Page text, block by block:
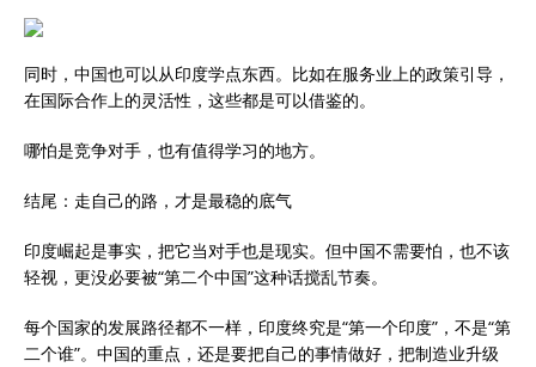
同时，中国也可以从印度学点东西。比如在服务业上的政策引导，
在国际合作上的灵活性，这些都是可以借鉴的。
哪怕是竞争对手，也有值得学习的地方。
结尾：走自己的路，才是最稳的底气
印度崛起是事实，把它当对手也是现实。但中国不需要怕，也不该
轻视，更没必要被“第二个中国”这种话搅乱节奏。
每个国家的发展路径都不一样，印度终究是“第一个印度”，不是“第
二个谁”。中国的重点，还是要把自己的事情做好，把制造业升级